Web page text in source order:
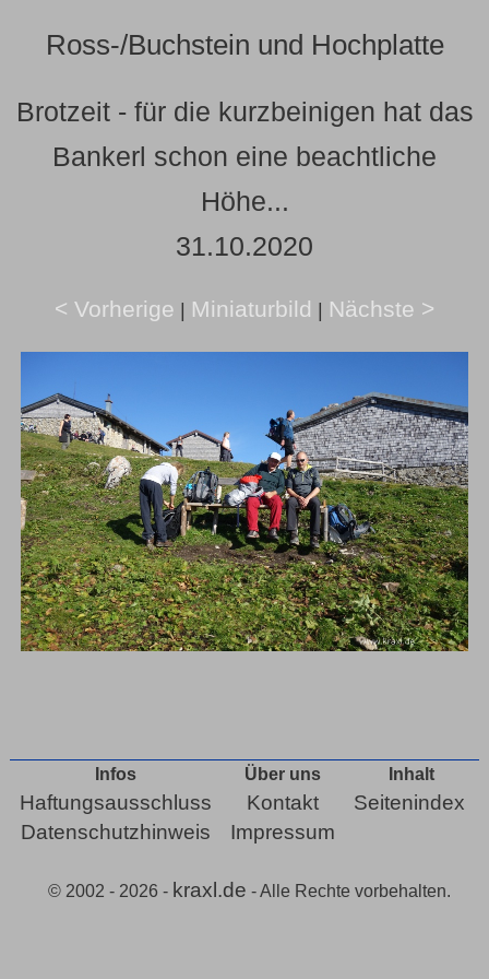
Ross-/Buchstein und Hochplatte
Brotzeit - für die kurzbeinigen hat das
Bankerl schon eine beachtliche
Höhe...
31.10.2020
< Vorherige | Miniaturbild | Nächste >
Infos
Haftungsausschluss
Datenschutzhinweis
Über uns
Kontakt
Impressum
Inhalt
Seitenindex
© 2002 - 2026 - kraxl.de - Alle Rechte vorbehalten.